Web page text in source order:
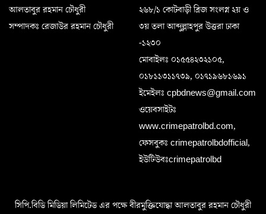
আলতাবুর রহমান চৌধুরী
সম্পাদকঃ রেজাউর রহমান চৌধুরী
২৬৮/১ কোটবাড়ী ব্রিজ সংলগ্ন ২য় ও
৩য় তলা আব্দুল্লাহপুর উত্তরা ঢাকা
-১২৩০
মোবাইলঃ ০১৫৫৪২৩২১০৫,
০১৮১১৩১১৭৩৯, ০১৭১৯৬৮১৬৯১
ইমেইলঃ cpbdnews@gmail.com
ওয়েবসাইটঃ
www.crimepatrolbd.com,
ফেসবুকঃ crimepatrolbdofficial,
ইউটিউবঃcrimepatrolbd
সিপি.বিডি মিডিয়া লিমিটেড এর পক্ষে বীরমুক্তিযোদ্ধা আলতাবুর রহমান চৌধুরী